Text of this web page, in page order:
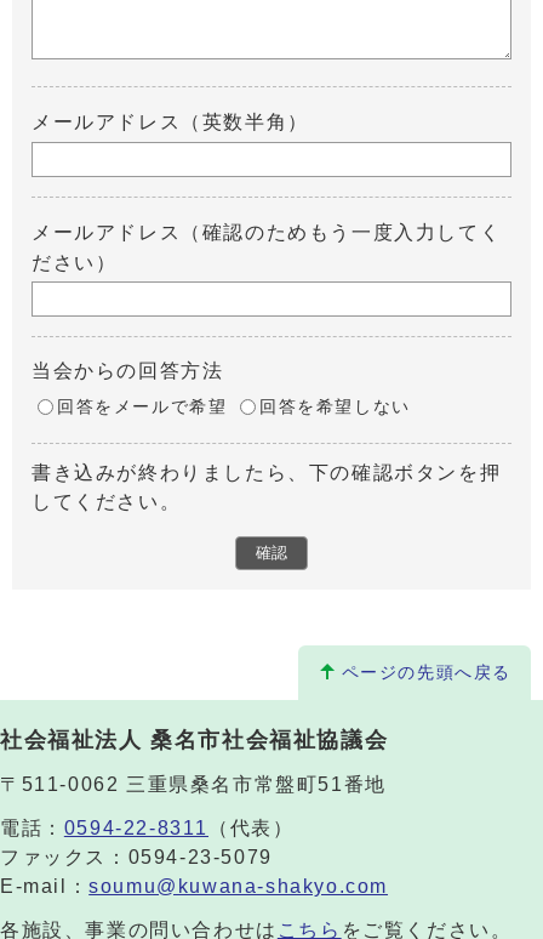
メールアドレス（英数半角）
メールアドレス（確認のためもう一度入力してく
ださい）
当会からの回答方法
回答をメールで希望 回答を希望しない
書き込みが終わりましたら、下の確認ボタンを押
してください。
ページの先頭へ戻る
社会福祉法人 桑名市社会福祉協議会
〒511-0062 三重県桑名市常盤町51番地
電話： 0594-22-8311
（代表）
ファックス：0594-23-5079
E-mail：soumu@kuwana-shakyo.com
各施設、事業の問い合わせは こちら をご覧ください。